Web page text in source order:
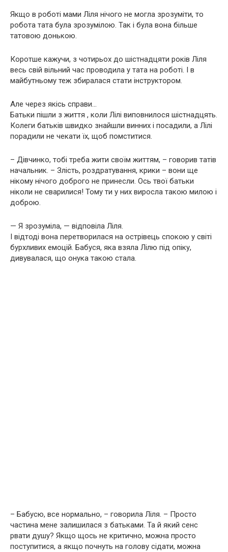
Якщо в роботі мами Ліля нічого не могла зрозуміти, то
робота тата була зрозумілою. Так і була вона більше
татовою донькою.
Коротше кажучи, з чотирьох до шістнадцяти років Ліля
весь свій вільний час проводила у тата на роботі. І в
майбутньому теж збиралася стати інструктором.
Але через якісь справи…
Батьки пішли з життя , коли Лілі виповнилося шістнадцять.
Колеги батьків швидко знайшли винних і посадили, а Лілі
порадили не чекати їх, щоб помститися.
– Дівчинко, тобі треба жити своїм життям, – говорив татів
начальник. – Злість, роздратування, крики – вони ще
нікому нічого доброго не принесли. Ось твої батьки
ніколи не сварилися! Тому ти у них виросла такою милою і
доброю.
— Я зрозуміла, — відповіла Ліля.
І відтоді вона перетворилася на острівець спокою у світі
бурхливих емоцій. Бабуся, яка взяла Лілю під опіку,
дивувалася, що онука такою стала.
– Бабусю, все нормально, – говорила Ліля. – Просто
частина мене залишилася з батьками. Та й який сенс
рвати душу? Якщо щось не критично, можна просто
поступитися, а якщо почнуть на голову сідати, можна